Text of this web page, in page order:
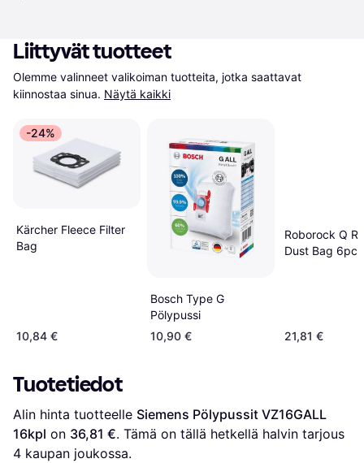
Liittyvät tuotteet
Olemme valinneet valikoiman tuotteita, jotka saattavat
kiinnostaa sinua. Näytä kaikki
-24%
Kärcher Fleece Filter
Bag
10,84 €
Bosch Type G
Pölypussi
10,90 €
Roborock Q
Dust Bag 6pcs
21,81 €
Tuotetiedot
Alin hinta tuotteelle Siemens Pölypussit VZ16GALL
16kpl on 36,81 €
4 kaupan joukossa.